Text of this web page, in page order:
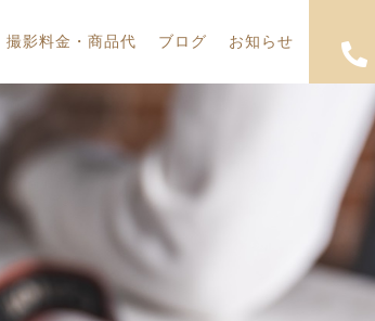
撮影料金・商品代 ブログ お知らせ